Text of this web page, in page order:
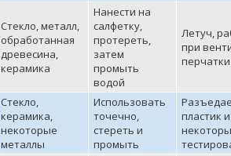
Стекло, металл,
обработанная
древесина,
керамика
Нанести на
салфетку,
протереть,
затем
промыть
водой
Летуч,
при
перчатки
Стекло,
керамика,
некоторые
металлы
Использовать
точечно,
стереть и
промыть
пластик и